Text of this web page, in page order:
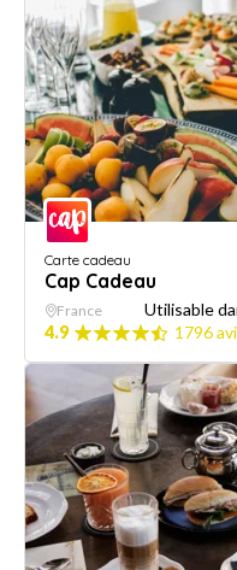
Carte cadeau
Cap Cadeau
France Utilisable
4.9
1796